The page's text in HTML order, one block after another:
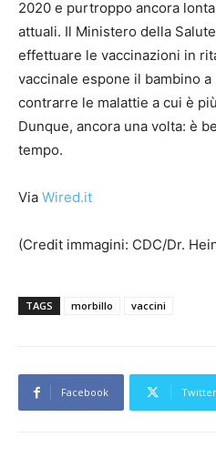
2020 e purtroppo ancora
attuali. Il Ministero della
effettuare le vaccinazioni in
vaccinale espone il bambino
contrarre le malattie a cui è
Dunque, ancora una volta: è
tempo.
Via Wired.it
(Credit immagini: CDC/Dr.
TAGS morbillo vaccini
Facebook Twitter